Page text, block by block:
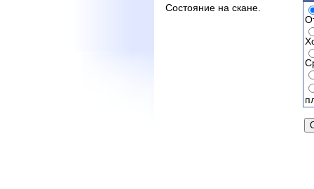
Состояние на скане.